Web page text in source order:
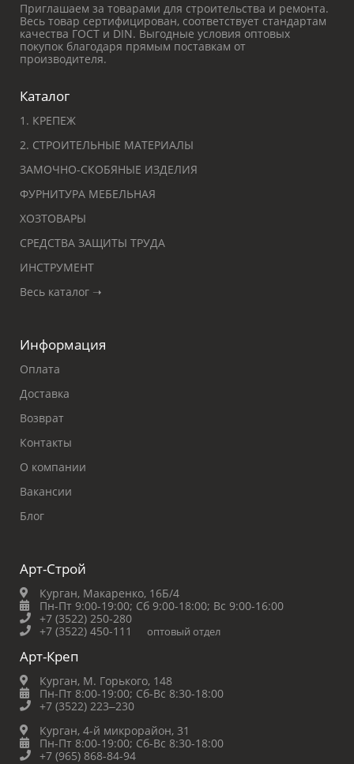
Приглашаем за товарами для строительства и ремонта.
Весь товар сертифицирован, соответствует стандартам
качества ГОСТ и DIN. Выгодные условия оптовых
покупок благодаря прямым поставкам от
производителя.
Каталог
1. КРЕПЕЖ
2. СТРОИТЕЛЬНЫЕ МАТЕРИАЛЫ
ЗАМОЧНО-СКОБЯНЫЕ ИЗДЕЛИЯ
ФУРНИТУРА МЕБЕЛЬНАЯ
ХОЗТОВАРЫ
СРЕДСТВА ЗАЩИТЫ ТРУДА
ИНСТРУМЕНТ
Весь каталог ➝
Информация
Оплата
Доставка
Возврат
Контакты
О компании
Вакансии
Блог
Арт-Строй
Курган, Макаренко, 16Б/4
Пн-Пт 9:00-19:00; Сб 9:00-18:00; Вс 9:00-16:00
+7 (3522) 250-280
+7 (3522) 450-111
оптовый отдел
Арт-Креп
Курган, М. Горького, 148
Пн-Пт 8:00-19:00; Сб-Вс 8:30-18:00
+7 (3522) 223‒230
Курган, 4-й микрорайон, 31
Пн-Пт 8:00-19:00; Сб-Вс 8:30-18:00
+7 (965) 868-84-94